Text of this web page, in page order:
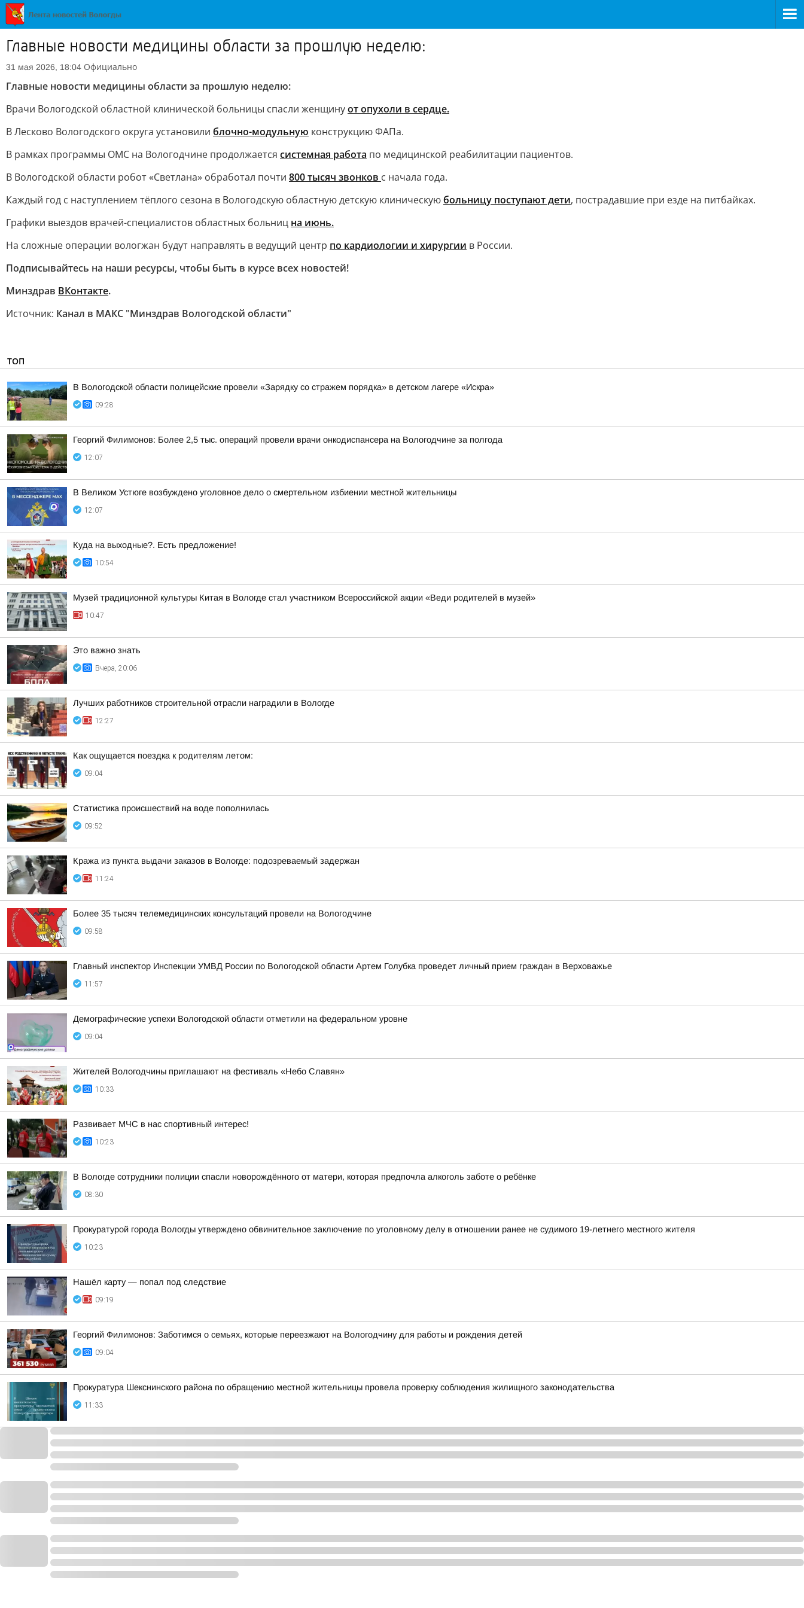
Главные новости медицины области за прошлую неделю:
31 мая 2026, 18:04 Официально
Главные новости медицины области за прошлую неделю:
Врачи Вологодской областной клинической больницы спасли женщинуот опухоли в сердце.
В Лесково Вологодского округа установили блочно-модульную конструкцию ФАПа.
В рамках программы ОМС на Вологодчине продолжается системная работа по медицинской реабилитации пациентов.
В Вологодской области робот «Светлана» обработал почти 800 тысяч звонков с начала года.
Каждый год с наступлением тёплого сезона в Вологодскую областную детскую клиническуюбольницу поступают дети, пострадавшие при езде на питбайках.
Графики выездов врачей-специалистов областных больниц на июнь.
На сложные операции вологжан будут направлять в ведущий центр по кардиологии и хирургии в России.
Подписывайтесь на наши ресурсы, чтобы быть в курсе всех новостей!
Минздрав ВКонтакте.
Источник: Канал в МАКС "Минздрав Вологодской области"
ТОП
В Вологодской области полицейские провели «Зарядку со стражем порядка» в детском лагере «Искра»
09:28
Георгий Филимонов: Более 2,5 тыс. операций провели врачи онкодиспансера на Вологодчине за полгода
12:07
В Великом Устюге возбуждено уголовное дело о смертельном избиении местной жительницы
12:07
Куда на выходные?. Есть предложение!
10:54
Музей традиционной культуры Китая в Вологде стал участником Всероссийской акции «Веди родителей в музей»
10:47
Это важно знать
Вчера, 20:06
Лучших работников строительной отрасли наградили в Вологде
12:27
Как ощущается поездка к родителям летом:
09:04
Статистика происшествий на воде пополнилась
09:52
Кража из пункта выдачи заказов в Вологде: подозреваемый задержан
11:24
Более 35 тысяч телемедицинских консультаций провели на Вологодчине
09:58
Главный инспектор Инспекции УМВД России по Вологодской области Артем Голубка проведет личный прием граждан в Верховажье
11:57
Демографические успехи Вологодской области отметили на федеральном уровне
09:04
Жителей Вологодчины приглашают на фестиваль «Небо Славян»
10:33
Развивает МЧС в нас спортивный интерес!
10:23
В Вологде сотрудники полиции спасли новорождённого от матери, которая предпочла алкоголь заботе о ребёнке
08:30
Прокуратурой города Вологды утверждено обвинительное заключение по уголовному делу в отношении ранее не судимого 19-летнего местного жителя
10:23
Нашёл карту — попал под следствие
09:19
Георгий Филимонов: Заботимся о семьях, которые переезжают на Вологодчину для работы и рождения детей
09:04
Прокуратура Шекснинского района по обращению местной жительницы провела проверку соблюдения жилищного законодательства
11:33